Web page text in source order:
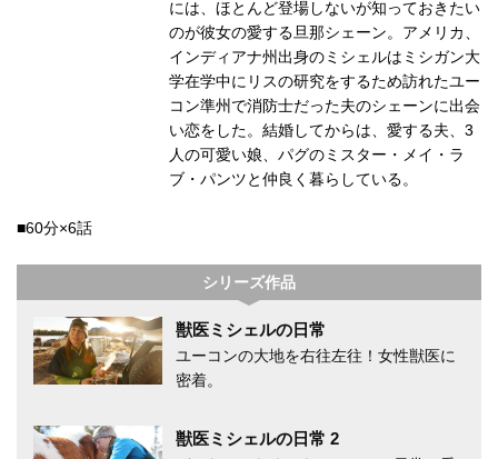
には、ほとんど登場しないが知っておきたい
のが彼女の愛する旦那シェーン。アメリカ、
インディアナ州出身のミシェルはミシガン大
学在学中にリスの研究をするため訪れたユー
コン準州で消防士だった夫のシェーンに出会
い恋をした。結婚してからは、愛する夫、3
人の可愛い娘、パグのミスター・メイ・ラ
ブ・パンツと仲良く暮らしている。
■60分×6話
シリーズ作品
獣医ミシェルの日常
ユーコンの大地を右往左往！女性獣医に
密着。
獣医ミシェルの日常 2